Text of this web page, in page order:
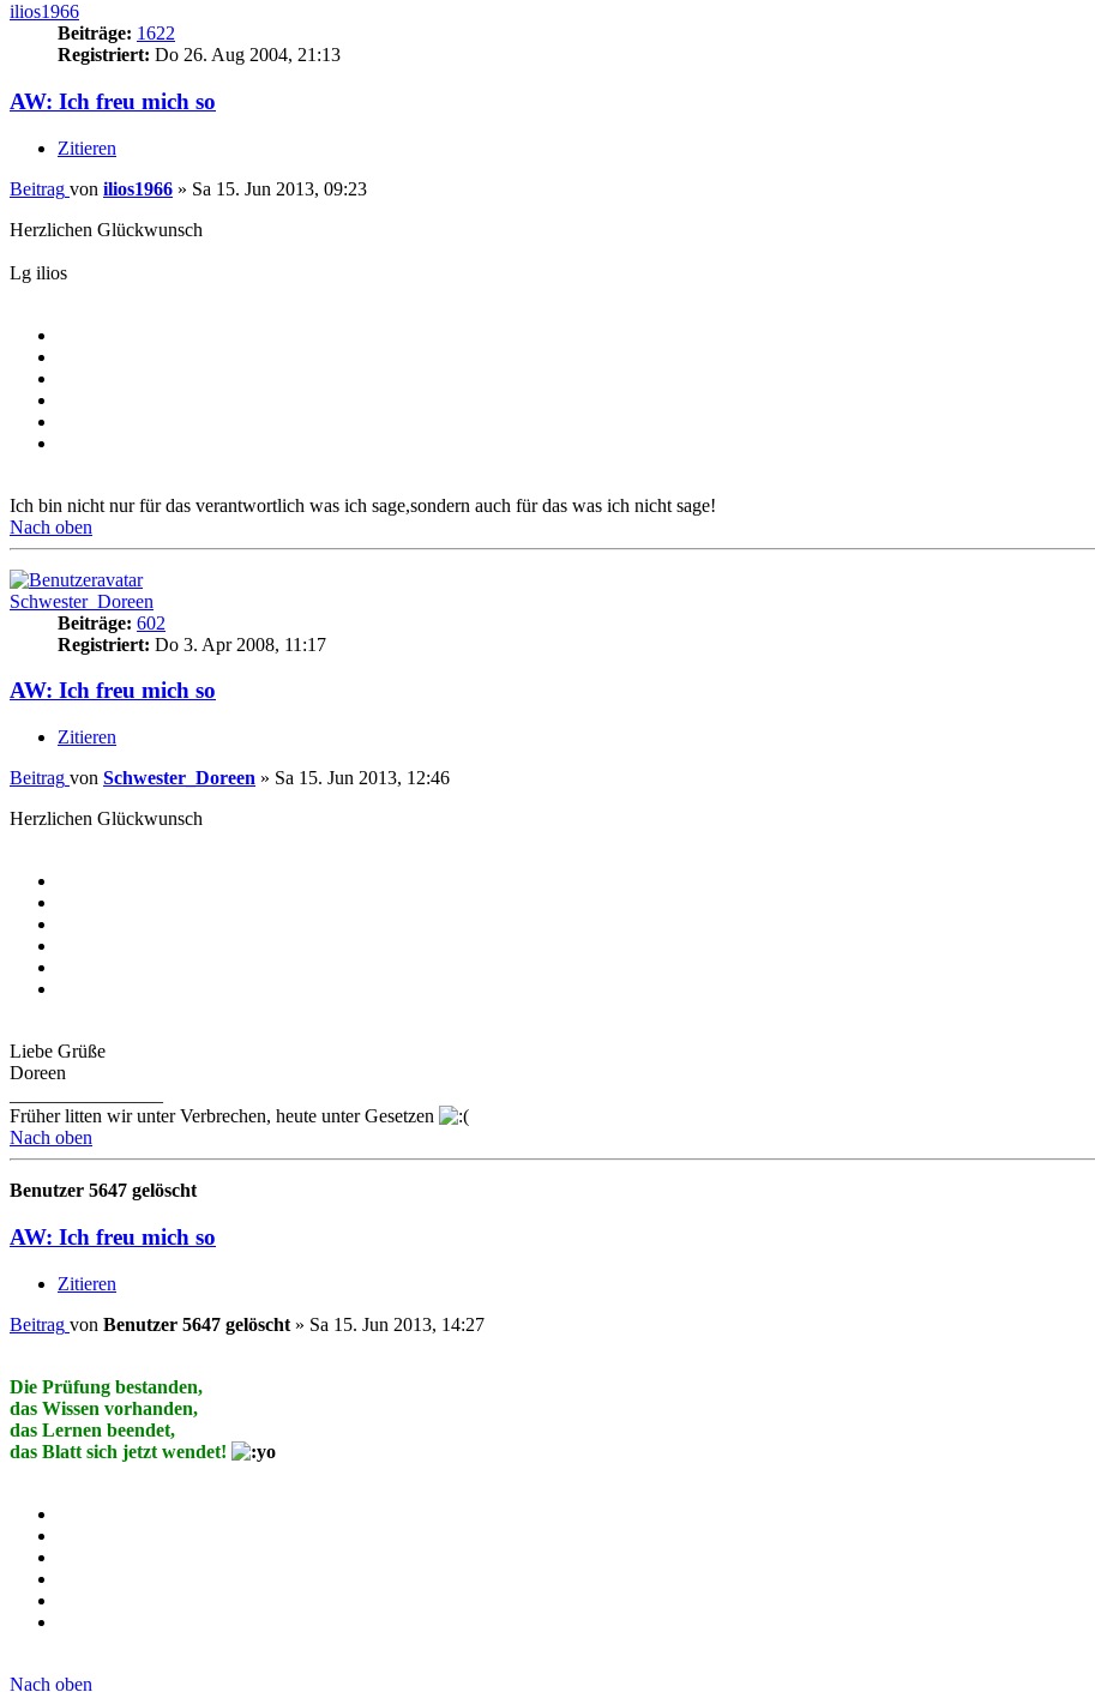
ilios1966
Beiträge: 1622
Registriert: Do 26. Aug 2004, 21:13
AW: Ich freu mich so
Zitieren
Beitrag von ilios1966 » Sa 15. Jun 2013, 09:23
Herzlichen Glückwunsch
Lg ilios
Ich bin nicht nur für das verantwortlich was ich sage,sondern auch für das was ich nicht sage!
Nach oben
Schwester_Doreen
Beiträge: 602
Registriert: Do 3. Apr 2008, 11:17
AW: Ich freu mich so
Zitieren
Beitrag von Schwester_Doreen » Sa 15. Jun 2013, 12:46
Herzlichen Glückwunsch
Liebe Grüße
Doreen
Früher litten wir unter Verbrechen, heute unter Gesetzen
Nach oben
Benutzer 5647 gelöscht
AW: Ich freu mich so
Zitieren
Beitrag von Benutzer 5647 gelöscht » Sa 15. Jun 2013, 14:27
Die Prüfung bestanden,
das Wissen vorhanden,
das Lernen beendet,
das Blatt sich jetzt wendet!
Nach oben